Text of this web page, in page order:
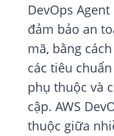
DevOps
đảm bảo an
mã, bằng
các tiêu
phụ thuộc và
cập. AWS
thuộc giữa